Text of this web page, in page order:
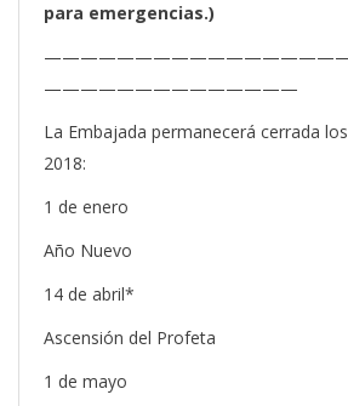
para emergencias.)
——————————————
La Embajada permanecerá cerrada
2018:
1 de enero
Año Nuevo
14 de abril*
Ascensión del Profeta
1 de mayo